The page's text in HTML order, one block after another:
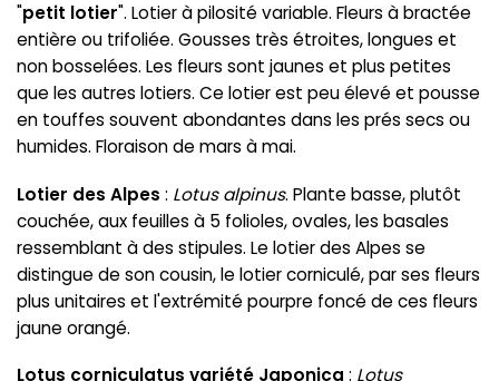
"petit lotier". Lotier à pilosité variable. Fleurs à bractée
entière ou trifoliée. Gousses très étroites, longues et
non bosselées. Les fleurs sont jaunes et plus petites
que les autres lotiers. Ce lotier est peu élevé et pousse
en touffes souvent abondantes dans les prés secs ou
humides. Floraison de mars à mai.
Lotier des Alpes : Lotus alpinus. Plante basse, plutôt
couchée, aux feuilles à 5 folioles, ovales, les basales
ressemblant à des stipules. Le lotier des Alpes se
distingue de son cousin, le lotier corniculé, par ses fleurs
plus unitaires et l'extrémité pourpre foncé de ces fleurs
jaune orangé.
Lotus corniculatus variété Japonica : Lotus